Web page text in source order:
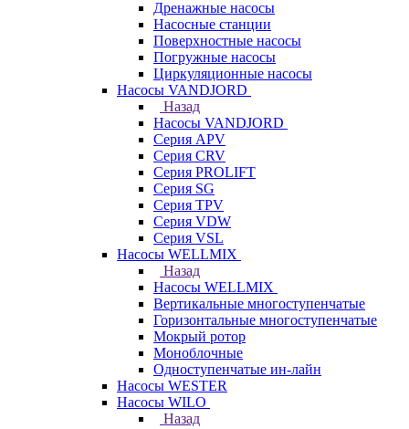
Дренажные насосы
Насосные станции
Поверхностные насосы
Погружные насосы
Циркуляционные насосы
Насосы VANDJORD
Назад
Насосы VANDJORD
Серия APV
Серия CRV
Серия PROLIFT
Серия SG
Серия TPV
Серия VDW
Серия VSL
Насосы WELLMIX
Назад
Насосы WELLMIX
Вертикальные многоступенчатые
Горизонтальные многоступенчатые
Мокрый ротор
Моноблочные
Одноступенчатые ин-лайн
Насосы WESTER
Насосы WILO
Назад